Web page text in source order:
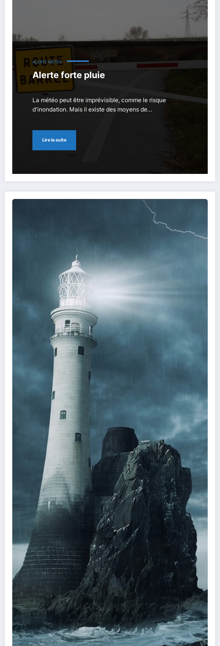
ALERTE MÉTÉO
Alerte forte pluie
La météo peut être imprévisible, comme le risque
d'inondation. Mais il existe des moyens de…
Lire la suite